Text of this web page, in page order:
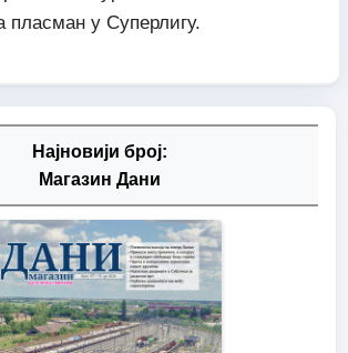
пласман у Суперлигу.
Најновији број:
Магазин Дани